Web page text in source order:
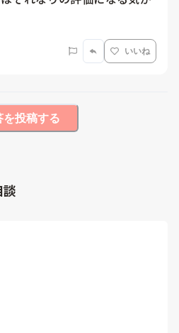
いいね
を投稿する
談
たい。